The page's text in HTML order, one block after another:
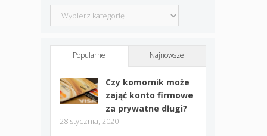
Kategorie
Popularne Najnowsze
Czy komornik może
zająć konto firmowe
za prywatne długi?
28 stycznia, 2020